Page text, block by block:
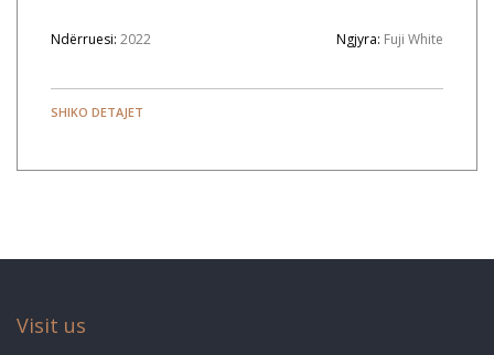
Ndërruesi: 2022 Ngjyra: Fuji White
SHIKO DETAJET
Visit us